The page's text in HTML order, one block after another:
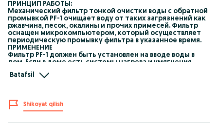
ПРИНЦИП РАБОТЫ:
Механический фильтр тонкой очистки воды с обратной
промывкой PF-1 очищает воду от таких загрязнений как
ржавчина, песок, окалины и прочих примесей. Фильтр
оснащен микрокомпьютером, который осуществляет
периодическую промывку фильтра в указанное время.
ПРИМЕНЕНИЕ
Фильтр PF-1 должен быть установлен на вводе воды в
дом. Если в доме есть системы нагрева и умягчения
воды, то фильтр должен быть установлен перед ними.
ОСОБЕННОСТИ:
- благодаря наличию микрокомпьютера фильтр
автоматически промывается через заданный
пользователем период времени;
- низкое потребление электроэнергии;
Batafsil
Shikoyat qilish